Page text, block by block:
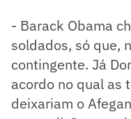
- Barack Obama
soldados, só que,
contingente. Já
acordo no qual as
deixariam o